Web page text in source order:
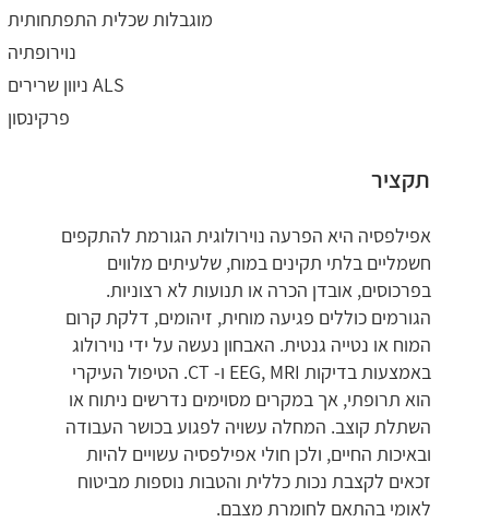
תקציר
אפילפסיה היא הפרעה נוירולוגית הגורמת להתקפים
חשמליים בלתי תקינים במוח, שלעיתים מלווים
בפרכוסים, אובדן הכרה או תנועות לא רצוניות.
הגורמים כוללים פגיעה מוחית, זיהומים, דלקת קרום
המוח או נטייה גנטית. האבחון נעשה על ידי נוירולוג
באמצעות בדיקות EEG, MRI ו- CT. הטיפול העיקרי
הוא תרופתי, אך במקרים מסוימים נדרשים ניתוח או
השתלת קוצב. המחלה עשויה לפגוע בכושר העבודה
ובאיכות החיים, ולכן חולי אפילפסיה עשויים להיות
זכאים לקצבת נכות כללית והטבות נוספות מביטוח
לאומי בהתאם לחומרת מצבם.
מוגבלות שכלית התפתחותית
נוירופתיה
ניוון שרירים ALS
פרקינסון